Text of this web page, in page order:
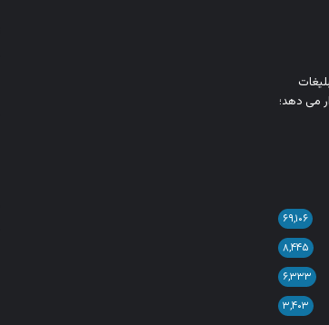
می‌ دهد؛
۶۹,۱۰۶
۸,۴۴۵
۶,۳۳۳
۳,۴۰۳